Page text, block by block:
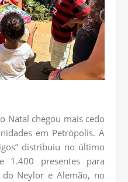
Natal chegou mais cedo
em Petrópolis. A
distribuiu no último
1.400 presentes para
do Neylor e Alemão, no